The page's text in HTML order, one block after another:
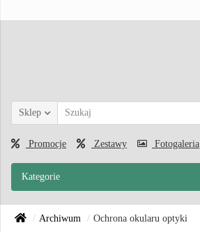
Sklep
Promocje Zestawy Fotogaleria
Kategorie
Archiwum Ochrona okularu optyki